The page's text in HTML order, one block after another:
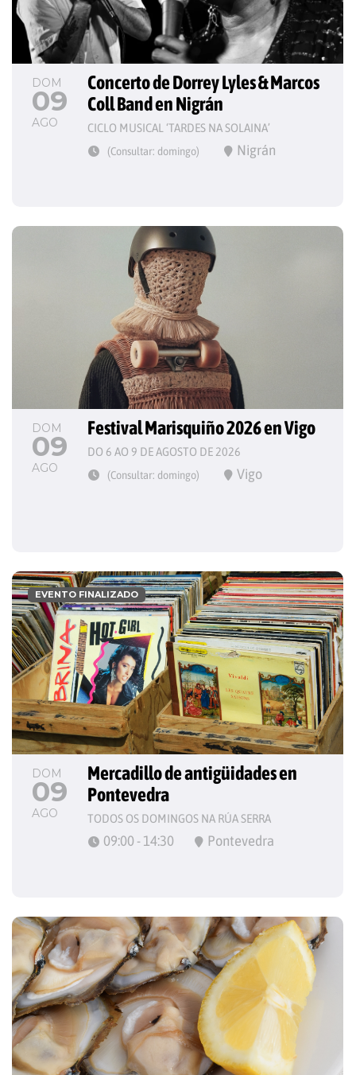
DOM
09
AGO
Concerto de Dorrey Lyles & Marcos
Coll Band en Nigrán
CICLO MUSICAL ‘TARDES NA SOLAINA’
(Consultar: domingo) Nigrán
DOM
09
AGO
Festival Marisquiño 2026 en Vigo
DO 6 AO 9 DE AGOSTO DE 2026
(Consultar: domingo) Vigo
DOM
09
AGO
Mercadillo de antigüidades en
Pontevedra
TODOS OS DOMINGOS NA RÚA SERRA
09:00 - 14:30 Pontevedra
EVENTO FINALIZADO